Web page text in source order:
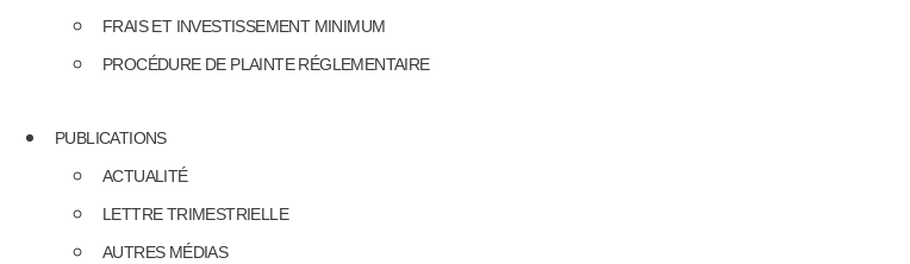
FRAIS ET INVESTISSEMENT MINIMUM
PROCÉDURE DE PLAINTE RÉGLEMENTAIRE
PUBLICATIONS
ACTUALITÉ
LETTRE TRIMESTRIELLE
AUTRES MÉDIAS